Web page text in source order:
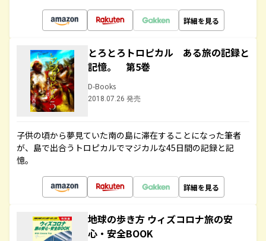
詳細を見る
とろとろトロピカル ある旅の記録と
記憶。 第5巻
D-Books
2018.07.26 発売
子供の頃から夢見ていた南の島に滞在することになった筆者
が、島で出合うトロピカルでマジカルな45日間の記録と記
憶。
詳細を見る
地球の歩き方 ウィズコロナ旅の安
心・安全BOOK